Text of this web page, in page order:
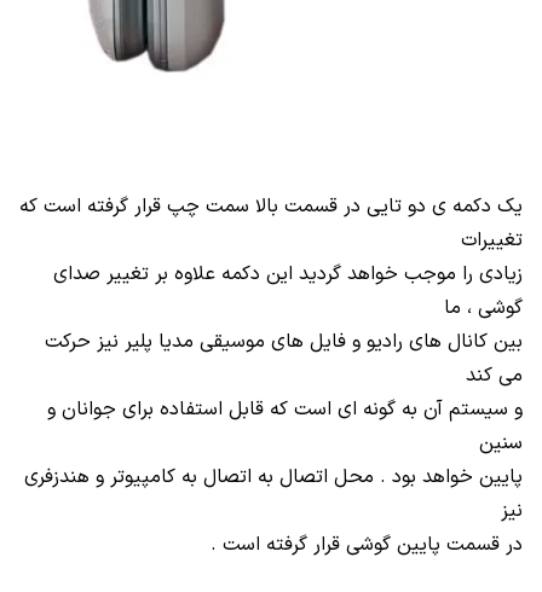
یک دکمه ی دو تایی در قسمت بالا سمت چپ قرار گرفته است که
تغییرات
زیادی را موجب خواهد گردید این دکمه علاوه بر تغییر صدای
گوشی ، ما
بین کانال های رادیو و فایل های موسیقی مدیا پلیر نیز حرکت
می کند
و سیستم آن به گونه ای است که قابل استفاده برای جوانان و
سنین
پایین خواهد بود . محل اتصال به اتصال به کامپیوتر و هندزفری
نیز
در قسمت پایین گوشی قرار گرفته است .